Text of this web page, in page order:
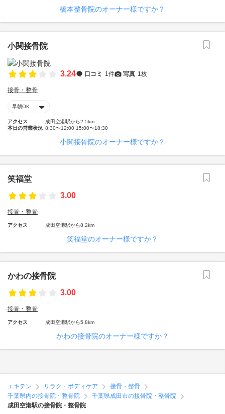
橋本整骨院のオーナー様ですか？
小関接骨院
3.24 口コミ 1件 写真 1枚
接骨・整骨
早朝OK
アクセス
成田空港駅から2.5km
本日の営業状況 8:30〜12:00 15:00〜18:30
小関接骨院のオーナー様ですか？
笑福堂
3.00
接骨・整骨
アクセス 成田空港駅から8.2km
笑福堂のオーナー様ですか？
かわの接骨院
3.00
接骨・整骨
アクセス 成田空港駅から5.8km
かわの接骨院のオーナー様ですか？
エキテン リラク・ボディケア
接骨・整骨
千葉県内の接骨院・整骨院
千葉県成田市の接骨院・整骨院
成田空港駅の接骨院・整骨院